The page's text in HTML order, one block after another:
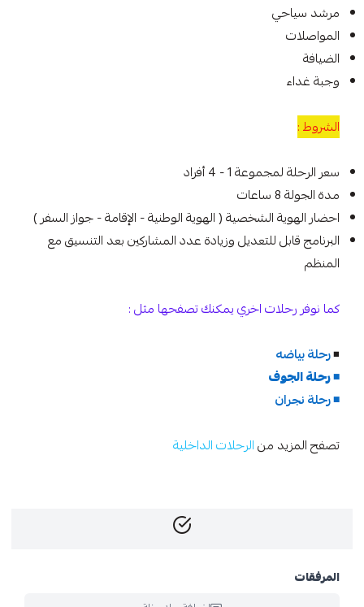
مرشد سياحي
المواصلات
الضيافة
وجبة غداء
الشروط :
سعر الرحلة لمجموعة 1 - 4 أفراد
مدة الجولة 8 ساعات
احضار الهوية الشخصية ( الهوية الوطنية - الإقامة - جواز السفر )
البرنامج قابل للتعديل وزيادة عدد المشاركين بعد التنسيق مع
المنظم
كما نوفر رحلات اخري يمكنك تصفحها مثل :
◾رحلة بياضه
◾رحلة الجوف
◾رحلة نجران
تصفح المزيد منالرحلات الداخلية
المرفقات